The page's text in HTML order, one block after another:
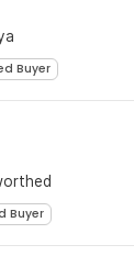
Buyer
Buyer